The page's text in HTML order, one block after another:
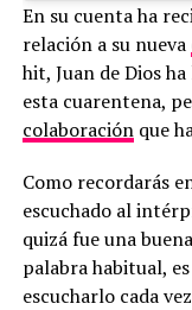
En su cuenta ha
relación a su nueva
hit, Juan de Dios
esta cuarentena,
colaboraciónque
Como recordarás
escuchado al
quizá fue una
palabra habitual,
escucharlo cada